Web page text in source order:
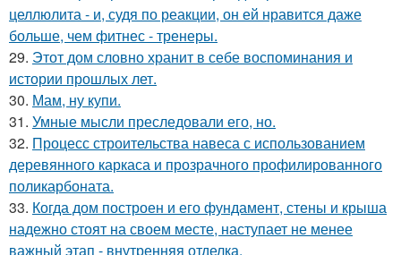
целлюлита - и, судя по реакции, он ей нравится даже
больше, чем фитнес - тренеры.
29. Этот дом словно хранит в себе воспоминания и
истории прошлых лет.
30. Мам, ну купи.
31. Умные мысли преследовали его, но.
32. Процесс строительства навеса с использованием
деревянного каркаса и прозрачного профилированного
поликарбоната.
33. Когда дом построен и его фундамент, стены и крыша
надежно стоят на своем месте, наступает не менее
важный этап - внутренняя отделка.